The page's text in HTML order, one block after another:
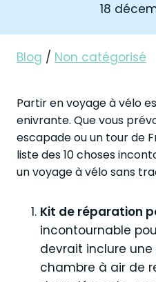
18
Blog / Non catégorisé
Partir en voyage à vélo
enivrante. Que vous
escapade ou un tour de
liste des 10 choses
un voyage à vélo sans
Kit de réparation
incontournable
devrait inclure
chambre à air de